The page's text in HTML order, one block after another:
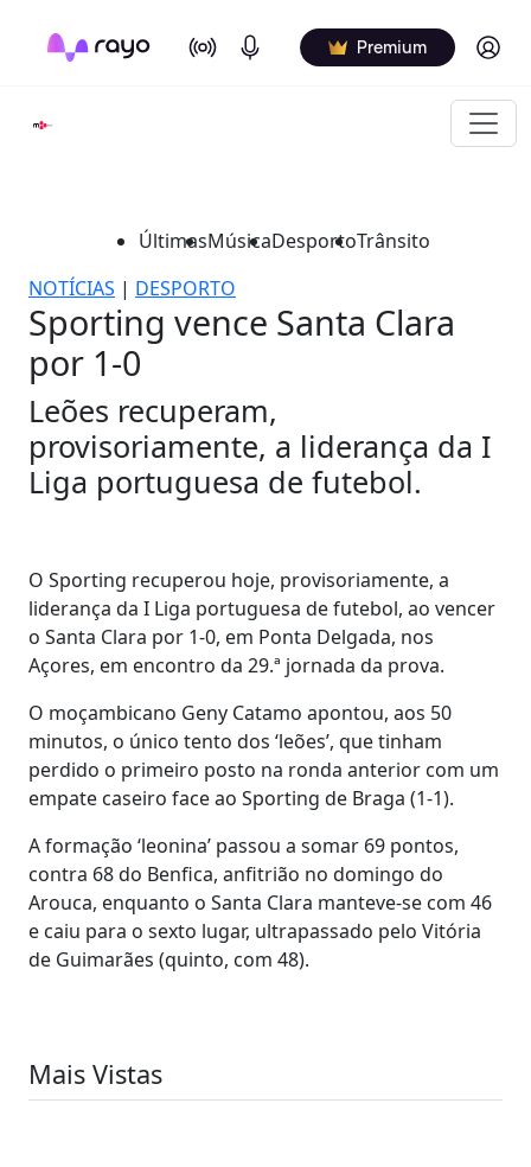
On Air Podcasts Premium Log in
ÚltimasMúsicaDesportoTrânsito
NOTÍCIAS | DESPORTO
Sporting vence Santa Clara
por 1-0
Leões recuperam,
provisoriamente, a liderança da I
Liga portuguesa de futebol.
O Sporting recuperou hoje, provisoriamente, a
liderança da I Liga portuguesa de futebol, ao vencer
o Santa Clara por 1-0, em Ponta Delgada, nos
Açores, em encontro da 29.ª jornada da prova.
O moçambicano Geny Catamo apontou, aos 50
minutos, o único tento dos ‘leões’, que tinham
perdido o primeiro posto na ronda anterior com um
empate caseiro face ao Sporting de Braga (1-1).
A formação ‘leonina’ passou a somar 69 pontos,
contra 68 do Benfica, anfitrião no domingo do
Arouca, enquanto o Santa Clara manteve-se com 46
e caiu para o sexto lugar, ultrapassado pelo Vitória
de Guimarães (quinto, com 48).
Mais Vistas